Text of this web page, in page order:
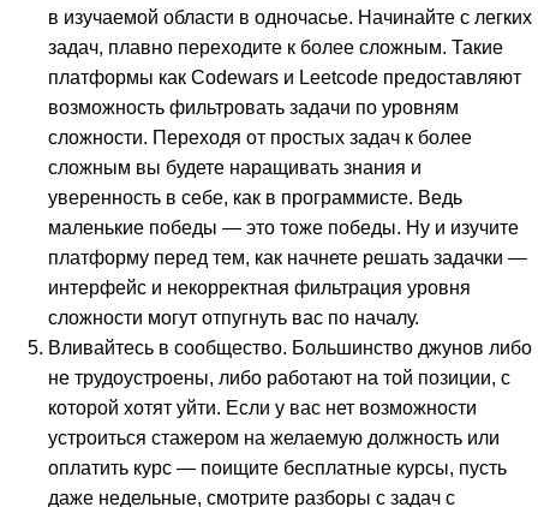
в изучаемой области в одночасье. Начинайте с легких
задач, плавно переходите к более сложным. Такие
платформы как Codewars и Leetcode предоставляют
возможность фильтровать задачи по уровням
сложности. Переходя от простых задач к более
сложным вы будете наращивать знания и
уверенность в себе, как в программисте. Ведь
маленькие победы — это тоже победы. Ну и изучите
платформу перед тем, как начнете решать задачки —
интерфейс и некорректная фильтрация уровня
сложности могут отпугнуть вас по началу.
Вливайтесь в сообщество. Большинство джунов либо
не трудоустроены, либо работают на той позиции, с
которой хотят уйти. Если у вас нет возможности
устроиться стажером на желаемую должность или
оплатить курс — поищите бесплатные курсы, пусть
даже недельные, смотрите разборы с задач с